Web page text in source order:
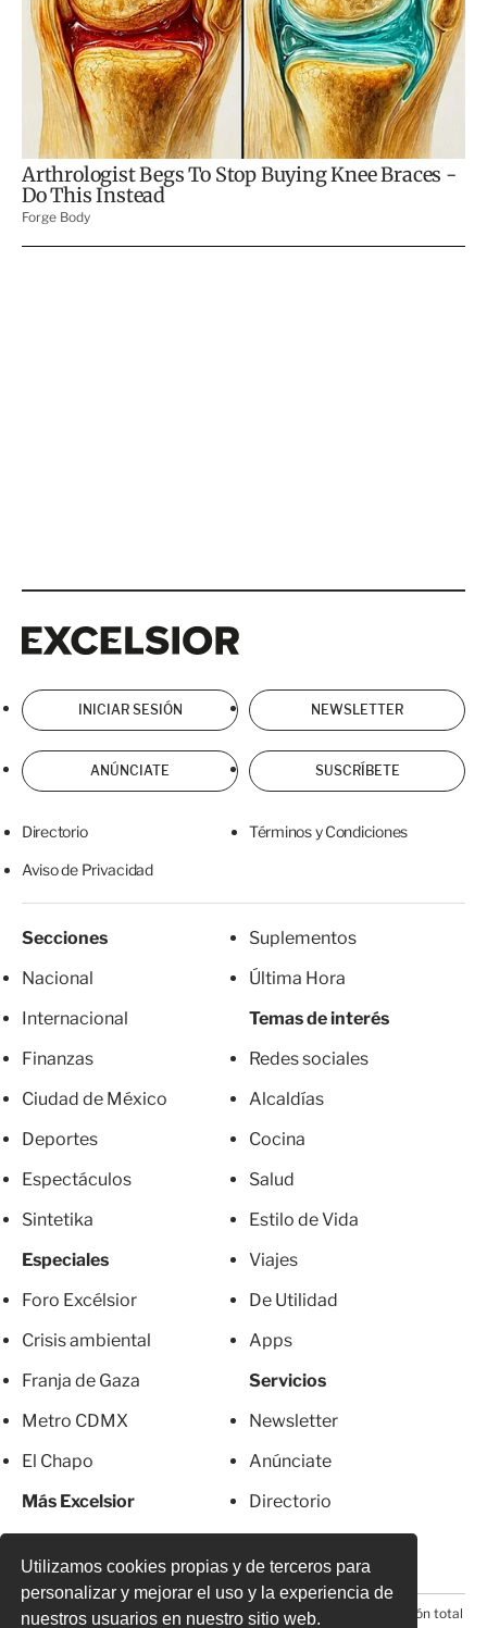
Utilizamos cookies propias y de terceros para
personalizar y mejorar el uso y la experiencia de
nuestros usuarios en nuestro sitio web.
INICIAR SESIÓN NEWSLETTER
ANÚNCIATE SUSCRÍBETE
Directorio Términos y Condiciones
Aviso de Privacidad
Secciones
Nacional
Internacional
Finanzas
Ciudad de México
Deportes
Espectáculos
Sintetika
Especiales
Foro Excélsior
Crisis ambiental
Franja de Gaza
Metro CDMX
El Chapo
Más Excelsior
Suplementos
Última Hora
Temas de interés
Redes sociales
Alcaldías
Cocina
Salud
Estilo de Vida
Viajes
De Utilidad
Apps
Servicios
Newsletter
Anúnciate
Directorio
© 2026 Todos los derechos reservados. Prohibida la reproducción total